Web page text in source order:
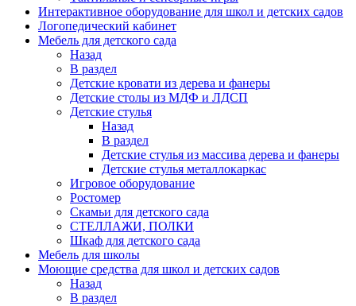
Интерактивное оборудование для школ и детских садов
Логопедический кабинет
Мебель для детского сада
Назад
В раздел
Детские кровати из дерева и фанеры
Детские столы из МДФ и ЛДСП
Детские стулья
Назад
В раздел
Детские стулья из массива дерева и фанеры
Детские стулья металлокаркас
Игровое оборудование
Ростомер
Скамьи для детского сада
СТЕЛЛАЖИ, ПОЛКИ
Шкаф для детского сада
Мебель для школы
Моющие средства для школ и детских садов
Назад
В раздел